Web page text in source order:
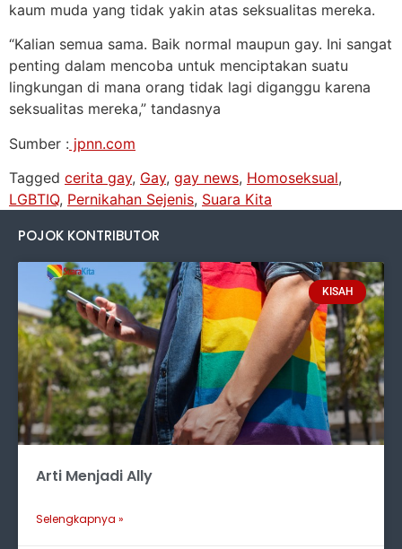
kaum muda yang tidak yakin atas seksualitas mereka.
“Kalian semua sama. Baik normal maupun gay. Ini sangat
penting dalam mencoba untuk menciptakan suatu
lingkungan di mana orang tidak lagi diganggu karena
seksualitas mereka,” tandasnya
Sumber : jpnn.com
Tagged cerita gay, Gay, gay news, Homoseksual,
LGBTIQ, Pernikahan Sejenis, Suara Kita
POJOK KONTRIBUTOR
KISAH
Arti Menjadi Ally
Selengkapnya »